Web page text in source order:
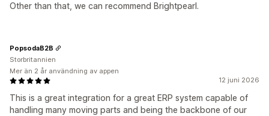
Other than that, we can recommend Brightpearl.
12 juni 2026
This is a great integration for a great ERP system capable of
handling many moving parts and being the backbone of our
PopsodaB2B
Storbritannien
Mer än 2 år användning av appen